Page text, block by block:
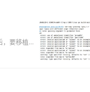
要移植到
就是go用